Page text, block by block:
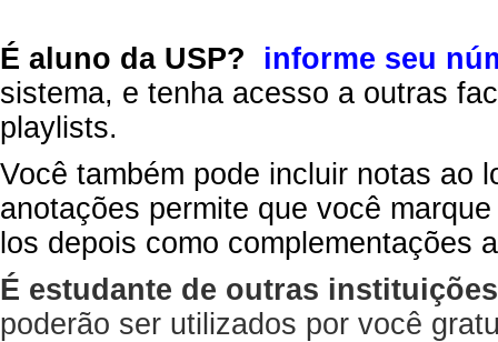
É aluno da USP?
informe seu
sistema, e tenha acesso a outras
playlists.
Você também pode incluir notas ao
anotações permite que você
los depois como complementações
É estudante de outras
poderão ser utilizados por você